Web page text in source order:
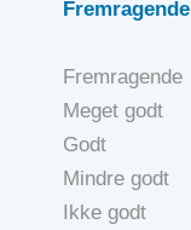
Fremragende
Fremragende
Meget godt
Godt
Mindre godt
Ikke godt